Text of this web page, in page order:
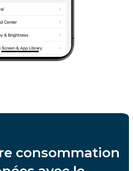
consommation